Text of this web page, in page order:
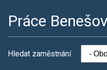
Práce Benešov
Hledat zaměstnání